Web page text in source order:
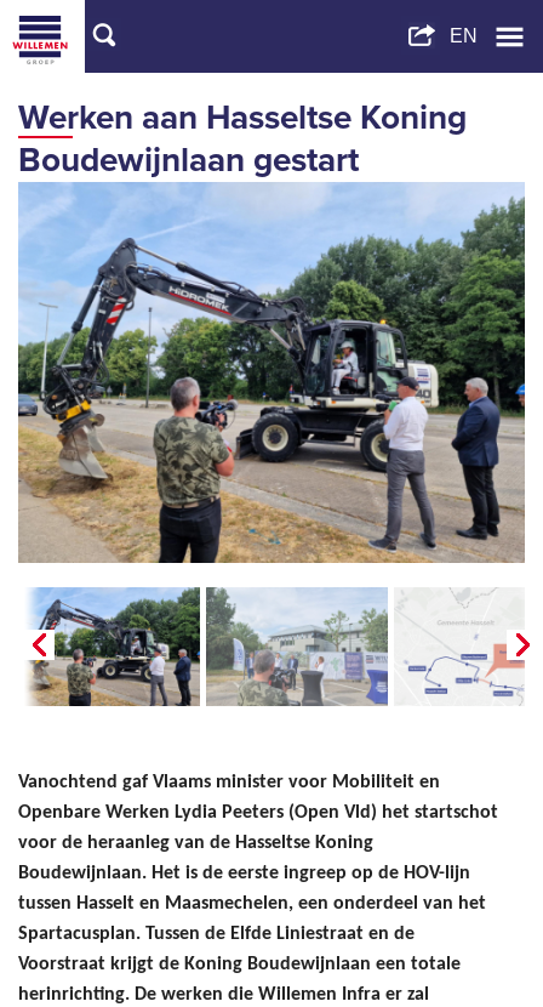
Werken aan Hasseltse Koning
Boudewijnlaan gestart
Vanochtend gaf Vlaams minister voor Mobiliteit en
Openbare Werken Lydia Peeters (Open Vld) het startschot
voor de heraanleg van de Hasseltse Koning
Boudewijnlaan. Het is de eerste ingreep op de HOV-lijn
tussen Hasselt en Maasmechelen, een onderdeel van het
Spartacusplan. Tussen de Elfde Liniestraat en de
Voorstraat krijgt de Koning Boudewijnlaan een totale
herinrichting. De werken die Willemen Infra er zal